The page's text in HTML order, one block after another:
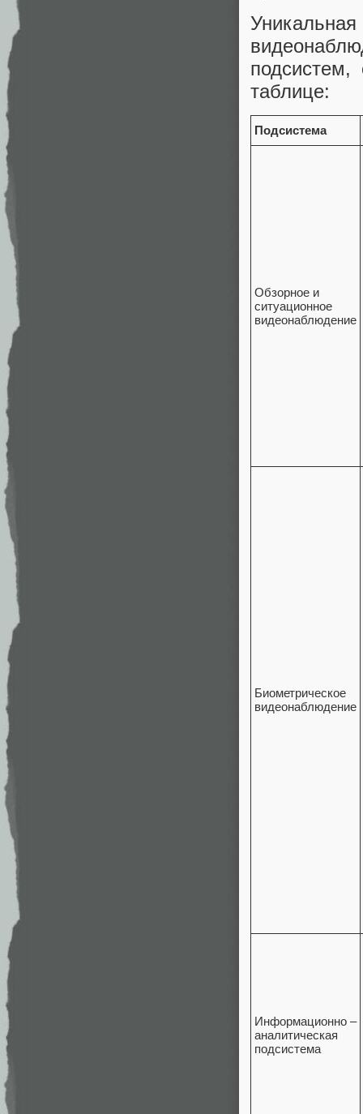
таблице:
Подсистема
Обзорное и
ситуационное
видеонаблюдение
Биометрическое
видеонаблюдение
Информационно –
аналитическая
подсистема